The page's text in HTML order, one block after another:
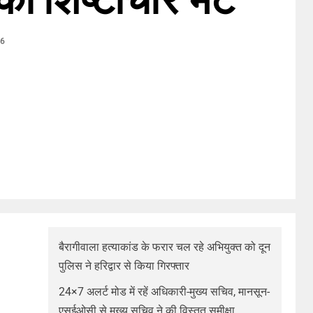
बैरागीवाला हत्याकांड के फरार चल रहे अभियुक्त को दून
पुलिस ने हरिद्वार से किया गिरफ्तार
24×7 अलर्ट मोड में रहें अधिकारी-मुख्य सचिव, मानसून-